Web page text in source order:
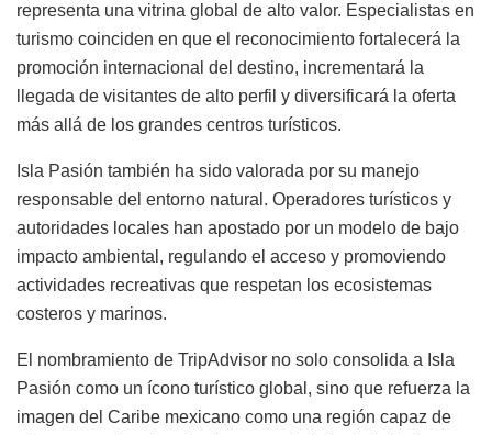
representa una vitrina global de alto valor. Especialistas en
turismo coinciden en que el reconocimiento fortalecerá la
promoción internacional del destino, incrementará la
llegada de visitantes de alto perfil y diversificará la oferta
más allá de los grandes centros turísticos.
Isla Pasión también ha sido valorada por su manejo
responsable del entorno natural. Operadores turísticos y
autoridades locales han apostado por un modelo de bajo
impacto ambiental, regulando el acceso y promoviendo
actividades recreativas que respetan los ecosistemas
costeros y marinos.
El nombramiento de TripAdvisor no solo consolida a Isla
Pasión como un ícono turístico global, sino que refuerza la
imagen del Caribe mexicano como una región capaz de